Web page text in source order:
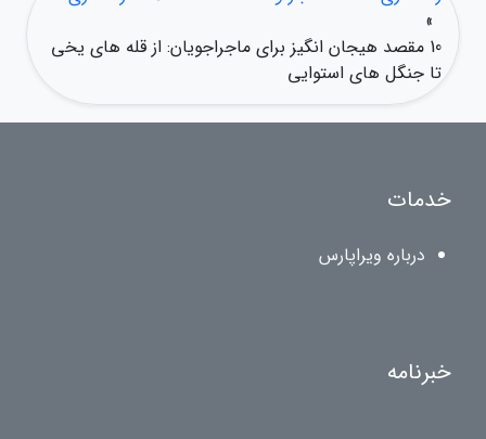
»
10 مقصد هیجان انگیز برای ماجراجویان: از قله های یخی
تا جنگل های استوایی
خدمات
درباره ویراپارس
خبرنامه